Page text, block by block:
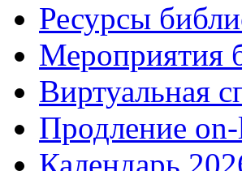
Ресурсы
Мероприятия
Виртуальная
Продление